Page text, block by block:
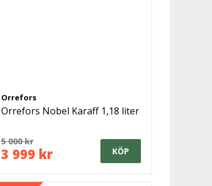
Orrefors
Orrefors Nobel Karaff 1,18 liter
5 000 kr
3 999 kr KÖP